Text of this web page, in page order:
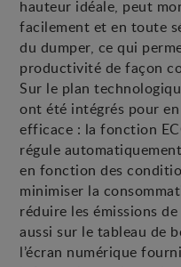
hauteur idéale, peut
facilement et en toute
du dumper, ce qui
productivité de façon
Sur le plan
ont été intégrés pour
efficace : la fonction
régule
en fonction des
minimiser la
réduire les émissions
aussi sur le tableau de
l’écran numérique